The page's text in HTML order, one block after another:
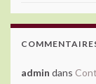
admin dans